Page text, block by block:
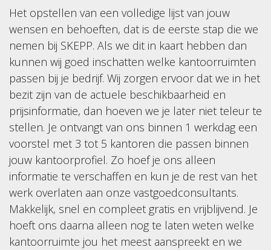
Het opstellen van een volledige lijst van jouw
wensen en behoeften, dat is de eerste stap die we
nemen bij SKEPP. Als we dit in kaart hebben dan
kunnen wij goed inschatten welke kantoorruimten
passen bij je bedrijf. Wij zorgen ervoor dat we in het
bezit zijn van de actuele beschikbaarheid en
prijsinformatie, dan hoeven we je later niet teleur te
stellen. Je ontvangt van ons binnen 1 werkdag een
voorstel met 3 tot 5 kantoren die passen binnen
jouw kantoorprofiel. Zo hoef je ons alleen
informatie te verschaffen en kun je de rest van het
werk overlaten aan onze vastgoedconsultants.
Makkelijk, snel en compleet gratis en vrijblijvend. Je
hoeft ons daarna alleen nog te laten weten welke
kantoorruimte jou het meest aanspreekt en we